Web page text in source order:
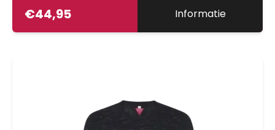
€44,95 Informatie